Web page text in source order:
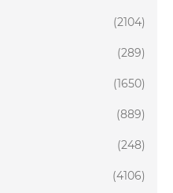
(2104)
(289)
(1650)
(889)
(248)
(4106)